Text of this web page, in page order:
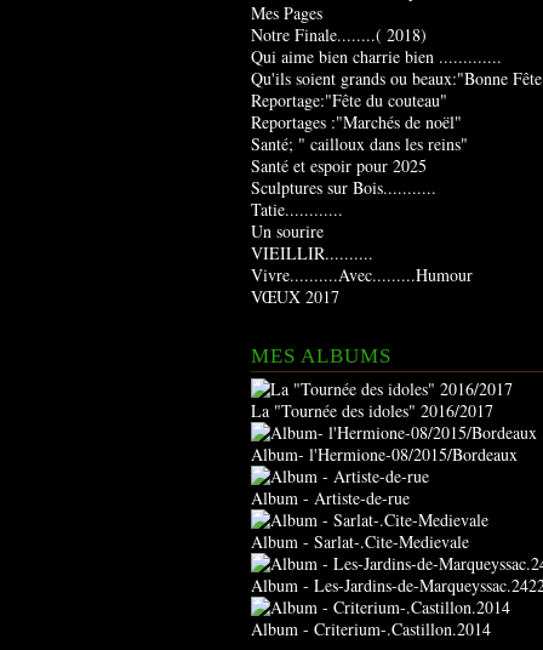
Mes Pages
Notre Finale........( 2018)
Qui aime bien charrie bien .............
Qu'ils soient grands ou beaux:"Bonne
Reportage:"Fête du couteau"
Reportages :"Marchés de noël"
Santé; " cailloux dans les reins"
Santé et espoir pour 2025
Sculptures sur Bois...........
Tatie............
Un sourire
VIEILLIR..........
Vivre..........Avec.........Humour
VŒUX 2017
MES ALBUMS
La "Tournée des idoles" 2016/2017
Album- l'Hermione-08/2015/Bordeaux
Album - Artiste-de-rue
Album - Sarlat-.Cite-Medievale
Album - Les-Jardins-de-
Album - Criterium-.Castillon.2014